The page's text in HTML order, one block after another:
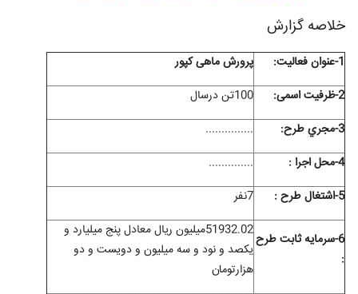
خلاصه گزارش
1-عنوان فعاليت:
پرورش ماهی کپور
2-ظرفيت
اسمی:
100تن درسال
3-مجري طرح:
...............
4-محل اجرا :
..............
5-اشتغال طرح :
7نفر
6-سرمايه ثابت طرح
:
51932.02میلیون ریال معادل پنج میلیارد و
یکصد و نود و سه میلیون و دویست و دو
هزارتومان